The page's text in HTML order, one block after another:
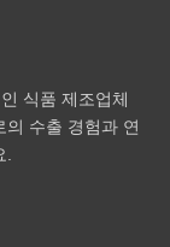
식품 제조업체
수출 경험과 연